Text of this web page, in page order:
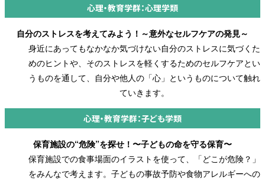
心理・教育学群：心理学類
自分のストレスを考えてみよう！～意外なセルフケアの発見～
身近にあってもなかなか気づけない自分のストレスに気づくた
めのヒントや、そのストレスを軽くするためのセルフケアとい
うものを通して、自分や他人の「心」というものについて触れ
ていきます。
心理・教育学群：子ども学類
保育施設の“危険”を探せ！〜子どもの命を守る保育〜
保育施設での食事場面のイラストを使って、「どこが危険？」
をみんなで考えます。子どもの事故予防や食物アレルギーへの